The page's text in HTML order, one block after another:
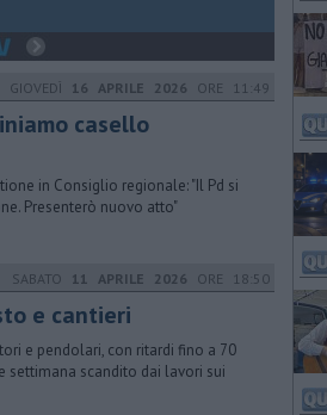
GIOVEDÌ 16 APRILE 2026 ORE 11:49
casello
in Consiglio regionale: "Il Pd si
Presenterò nuovo atto"
SABATO 11 APRILE 2026 ORE 18:50
e cantieri
e pendolari, con ritardi fino a 70
settimana scandito dai lavori sui